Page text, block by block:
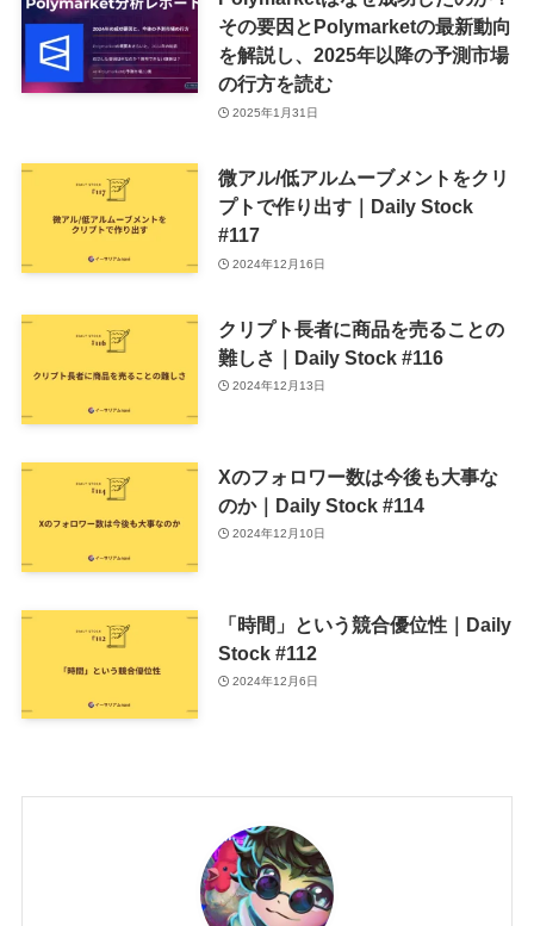
その要因とPolymarketの最新動向
を解説し、2025年以降の予測市場
の行方を読む
2025年1月31日
微アル/低アルムーブメントをクリ
プトで作り出す｜Daily Stock
#117
2024年12月16日
クリプト長者に商品を売ることの
難しさ｜Daily Stock #116
2024年12月13日
Xのフォロワー数は今後も大事な
のか｜Daily Stock #114
2024年12月10日
「時間」という競合優位性｜Daily
Stock #112
2024年12月6日